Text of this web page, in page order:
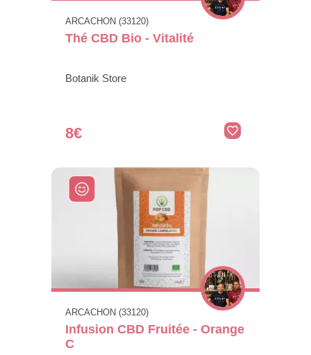
ARCACHON (33120)
Thé CBD Bio - Vitalité
Botanik Store
8€
ARCACHON (33120)
Infusion CBD Fruitée - Orange
C